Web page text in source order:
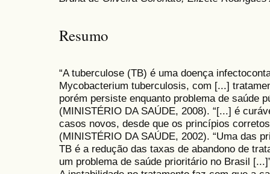
Resumo
“A tuberculose (TB) é uma doença
Mycobacterium tuberculosis, com [...]
porém persiste enquanto problema de saúde
(MINISTÉRIO DA SAÚDE, 2008). “[...] é
casos novos, desde que os princípios
(MINISTÉRIO DA SAÚDE, 2002). “Uma das
TB é a redução das taxas de abandono de
um problema de saúde prioritário no Brasil